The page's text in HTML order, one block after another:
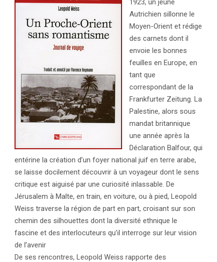
1923, un jeune
Autrichien sillonne le
Moyen-Orient et rédige
des carnets dont il
envoie les bonnes
feuilles en Europe, en
tant que
correspondant de la
Frankfurter Zeitung. La
Palestine, alors sous
mandat britannique
une année après la
Déclaration Balfour, qui
entérine la création d’un foyer national juif en terre arabe,
se laisse docilement découvrir à un voyageur dont le sens
critique est aiguisé par une curiosité inlassable. De
Jérusalem à Malte, en train, en voiture, ou à pied, Leopold
Weiss traverse la région de part en part, croisant sur son
chemin des silhouettes dont la diversité ethnique le
fascine et des interlocuteurs qu’il interroge sur leur vision
de l’avenir
De ses rencontres, Leopold Weiss rapporte des